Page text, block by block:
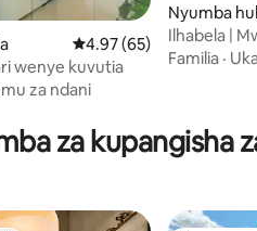
5, tathmini 44Ukadiriaji wa wastani
4.97 (65)
wenye kuvutia
za ndani
Nyumba
Ilhabela |
Vyumba 6
Familia ·
za kupangisha